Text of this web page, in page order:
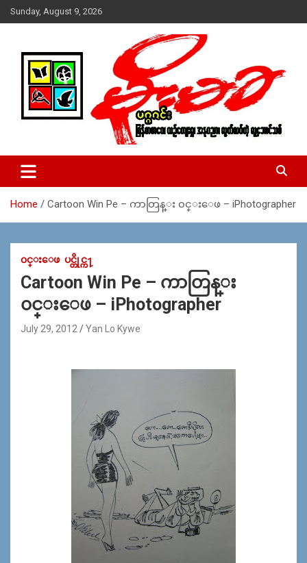
Skip
to
Sunday, August 9, 2026
MoeMaKa Burmese News &
Media
ယ္ေရး – အမွတ္ ၂၅၄၊ ပထပ္၊ လမ္း ၄၀၊ ေက်ာက္တံတား၊ ရန္ကုန္။
(ဖုုံး – ၀၉ ၂၅၂ ၂၄၉ ၀၉၄ ၊ ၀၉ ၄၂၁ ၇၄၃ ၇၅၃ ၊ ၀၉ ၅၀၄ ၁၀ ၅၈) ျ
ဇာေစ်းသစ္ ။ ၀၉ ၇၈၆၈၃၇ ၃၀၅ / ၀၉ ၉၆၃၆၉၉၈၃၄
Home Cartoon Win Pe – ကာတြန္း ၀င္းေဖ – iPhotographer
၀င္းေဖ ပင္တိုင္က႑
Cartoon Win Pe – ကာတြန္း
၀င္းေဖ – iPhotographer
July 29, 2012 Yan Lo Kywe